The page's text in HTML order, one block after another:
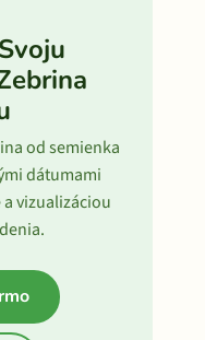
od semienka
dátumami
vizualizáciou